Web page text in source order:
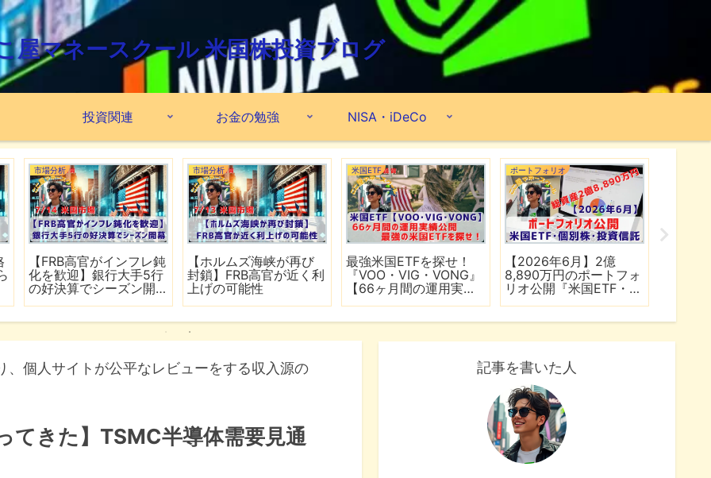
屋マネースクール 米国株投資ブログ
投資関連 お金の勉強 NISA・iDeCo
市場分析
【FRB高官がインフレ鈍
化を歓迎】銀行大手5行
の好決算でシーズン開
市場分析
【ホルムズ海峡が再び
封鎖】FRB高官が近く利
上げの可能性
米国ETF
最強米国ETFを探せ！
『VOO・VIG・VONG』
【66ヶ月間の運用実績
ポートフォリオ
【2026年6月】2億
8,890万円のポートフォ
リオ公開『米国ETF・個
個人サイトが公平なレビューをする収入源の
てきた】TSMC半導体需要見通
記事を書いた人